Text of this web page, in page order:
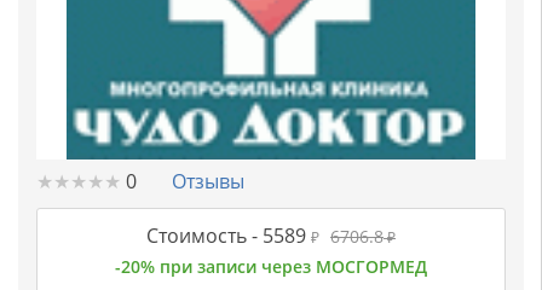
★★★★★
★★★★★ 0 Отзывы
Стоимость - 5589 ₽ 6706.8₽
-20% при записи через МОСГОРМЕД